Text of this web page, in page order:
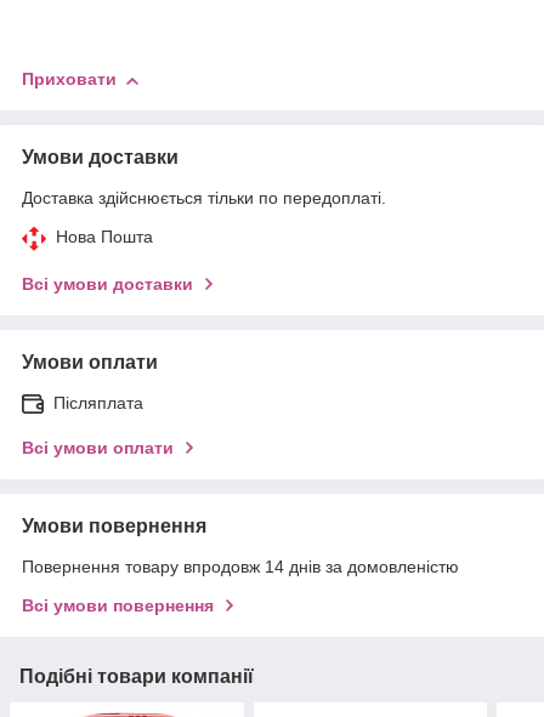
Приховати
Умови доставки
Доставка здійснюється тільки по передоплаті.
Нова Пошта
Всі умови доставки
Умови оплати
Післяплата
Всі умови оплати
Умови повернення
Повернення товару впродовж 14 днів за домовленістю
Всі умови повернення
Подібні товари компанії